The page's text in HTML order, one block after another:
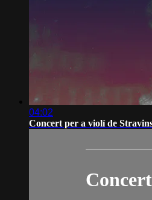
04:02
Concert per a violí de